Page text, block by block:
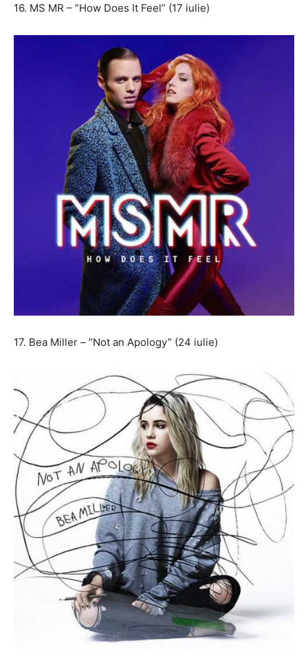
16. MS MR – ”How Does It Feel” (17 iulie)
17. Bea Miller – ”Not an Apology” (24 iulie)